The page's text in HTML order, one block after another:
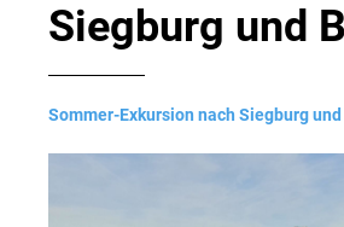
Siegburg und
Sommer-Exkursion nach Siegburg und